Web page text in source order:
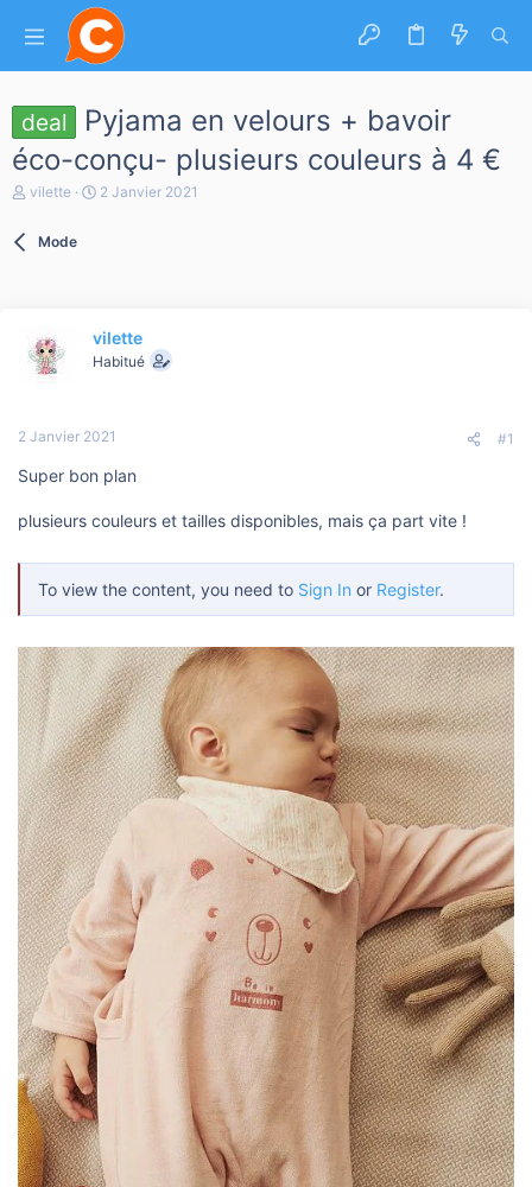
deal
Pyjama en velours + bavoir
éco-conçu- plusieurs couleurs à 4 €
A
a
c
s
i
o
vilette
D
b
u
2 Janvier 2021
Mode
vilette
Habitué
2 Janvier 2021 #1
Super bon plan
plusieurs couleurs et tailles disponibles, mais ça part vite !
To view the content, you need to Sign In or Register.